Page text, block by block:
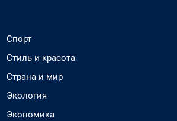
Спорт
Стиль и красота
Страна и мир
Экология
Экономика